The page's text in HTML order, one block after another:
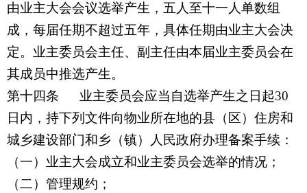
由业主大会会议选举产生，五人至十一人单数组
成，每届任期不超过五年，具体任期由业主大会决
定。业主委员会主任、副主任由本届业主委员会在
其成员中推选产生。
第十四条
业主委员会应当自选举产生之日起30
日内，持下列文件向物业所在地的县（区）住房和
城乡建设部门和乡（镇）人民政府办理备案手续：
（一）业主大会成立和业主委员会选举的情况；
（二）管理规约；